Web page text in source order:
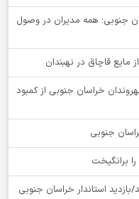
جنوبی؛ همه مدیران در وصول
خراسان جنوبی از کمبود
برانگیخت
استاندار خراسان جنوبی